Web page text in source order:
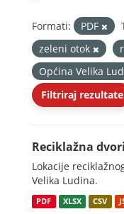
Formati: PDF
zeleni otok
Općina Velika
Filtriraj rezultate
Reciklažna
Lokacije
Velika Ludina.
PDF XLSX CSV